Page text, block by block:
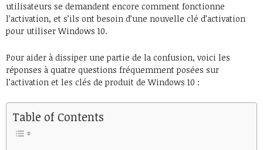
utilisateurs se demandent encore comment fonctionne
l’activation, et s’ils ont besoin d’une nouvelle clé d’activation
pour utiliser Windows 10.
Pour aider à dissiper une partie de la confusion, voici les
réponses à quatre questions fréquemment posées sur
l’activation et les clés de produit de Windows 10 :
Table of Contents